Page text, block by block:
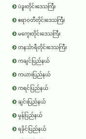
ပဲခူးတိုင်းဒေသကြီး
ဧရာ၀တီတိုင်းဒေသကြီး
မကွေးတိုင်းဒေသကြီး
တနင်္သာရီတိုင်းဒေသကြီး
ကချင်ပြည်နယ်
ကယားပြည်နယ်
ကရင်ပြည်နယ်
ချင်းပြည်နယ်
မွန်ပြည်နယ်
ရခိုင်ပြည်နယ်